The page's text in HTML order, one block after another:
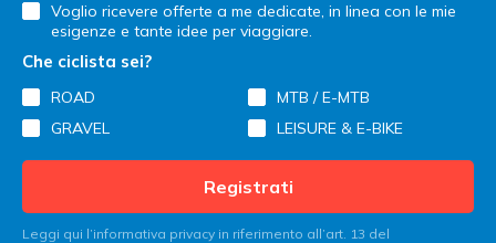
Voglio ricevere offerte a me dedicate, in linea con le mie
esigenze e tante idee per viaggiare.
Che ciclista sei?
ROAD
MTB / E-MTB
GRAVEL
LEISURE & E-BIKE
Registrati
Leggi qui l’informativa privacy in riferimento all’art. 13 del